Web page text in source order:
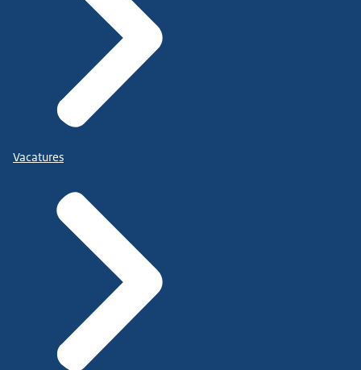
Vacatures